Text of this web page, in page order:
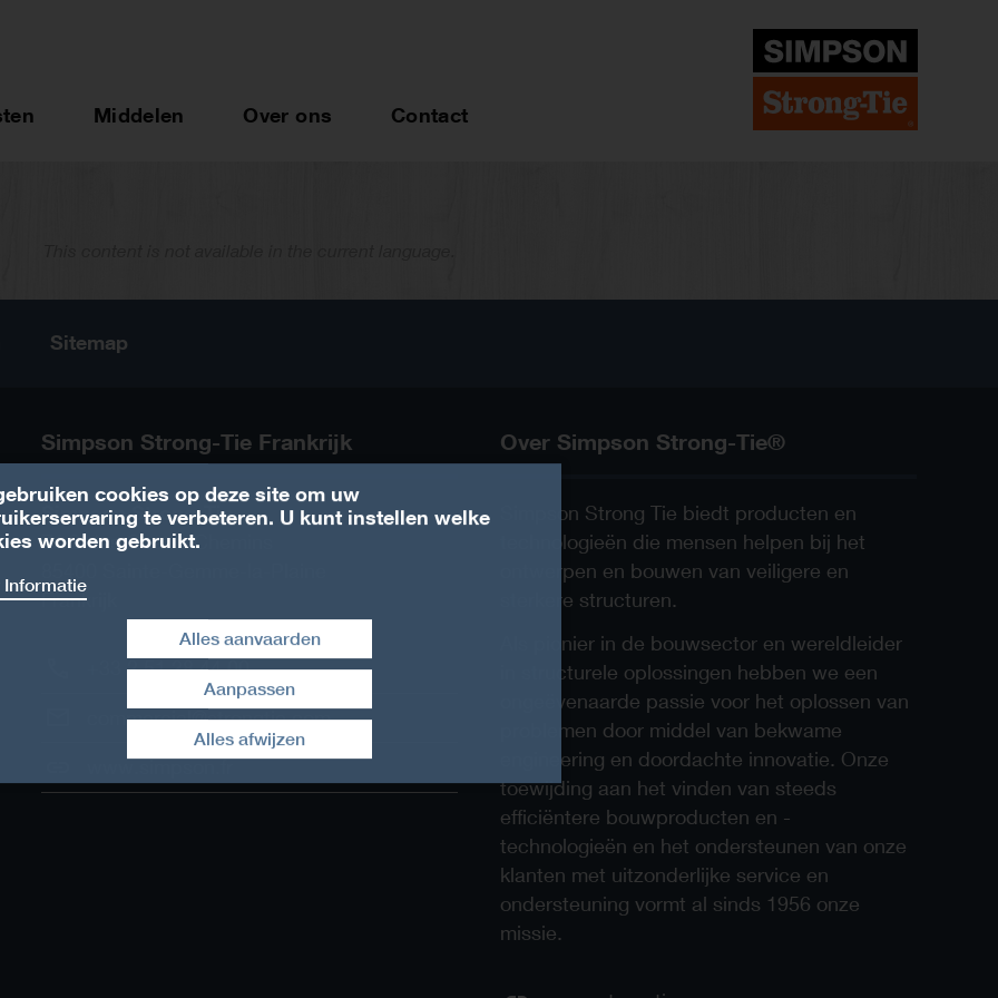
Middelen Over ons Contact
Sitemap
Over Simpson Strong-Tie®
Simpson Strong Tie biedt producten en
technologieën die mensen helpen bij het
ontwerpen en bouwen van veiligere en
sterkere structuren.
Als pionier in de bouwsector en wereldleider
in structurele oplossingen hebben we een
ongeëvenaarde passie voor het oplossen van
problemen door middel van bekwame
engineering en doordachte innovatie. Onze
toewijding aan het vinden van steeds
efficiëntere bouwproducten en -
technologieën en het ondersteunen van onze
klanten met uitzonderlijke service en
ondersteuning vormt al sinds 1956 onze
missie.
Simpson Strong-Tie Frankrijk
Simpson Strong-Tie
ZAC des Quatre Chemins
Frankrijk
+33 2 51 28 44 00
commercial@strongtie.com
www.simpson.fr
cookies op deze site om uw
te verbeteren. U kunt instellen welke
worden gebruikt.
Informatie
Alles afwijzen
Alles aanvaarden
Toestemming intrekken
Aanpassen